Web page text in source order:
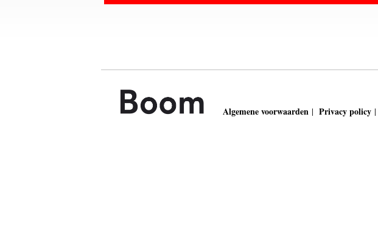
Algemene voorwaarden | Privacy policy |